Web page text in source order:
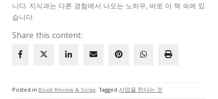
니다. 지식과는 다른 경험에서 나오는 노하우, 바로 이 책 속에 있
습니다.
Share this content:
Posted in Book Review & Scrap Tagged 사업을 한다는 것